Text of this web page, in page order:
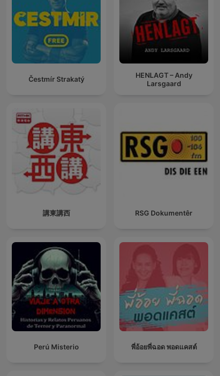
Čestmír Strakatý
HENLAGT – Andy
Larsgaard
講東講西 RSG Dokumentêr
Perú Misterio พี่อ้อยพี่ฉอด พอดแคสต์